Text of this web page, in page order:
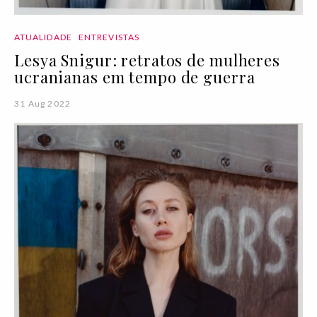
ATUALIDADE ENTREVISTAS
Lesya Snigur: retratos de mulheres
ucranianas em tempo de guerra
31 Aug 2022